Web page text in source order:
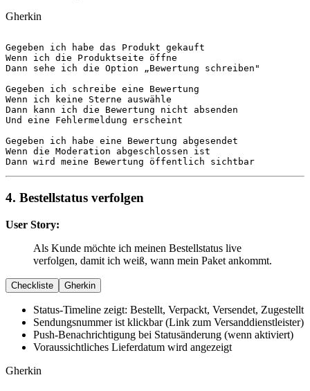
Gherkin
Gegeben
Wenn
Dann sehe ich die Option „Bewertung schreiben"
Gegeben
Wenn
Dann
Und
eine Fehlermeldung erscheint
Gegeben
Wenn
Dann wird meine Bewertung öffentlich sichtbar
4. Bestellstatus verfolgen
User Story:
Als Kunde möchte ich meinen Bestellstatus live
verfolgen, damit ich weiß, wann mein Paket ankommt.
Checkliste Gherkin
Status-Timeline zeigt: Bestellt, Verpackt, Versendet, Zugestellt
Sendungsnummer ist klickbar (Link zum Versanddienstleister)
Push-Benachrichtigung bei Statusänderung (wenn aktiviert)
Voraussichtliches Lieferdatum wird angezeigt
Gherkin